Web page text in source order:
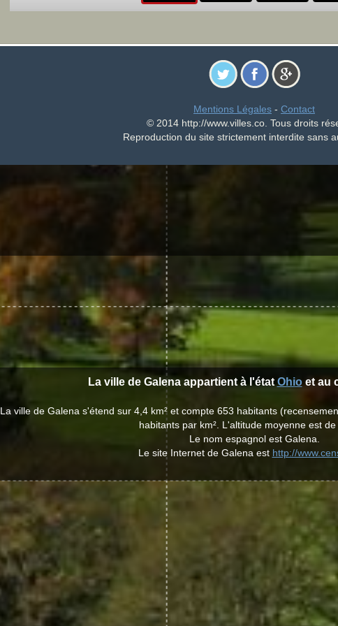
Mentions Légales - Contact
© 2014 http://www.villes.co. Tous droits
Reproduction du site strictement interdite sans
La ville de Galena appartient à l'étatOhioet au
La ville de Galena s'étend sur 4,4 km² et compte 653 habitants
habitants par km². L'altitude moyenne est de
Le nom espagnol est Galena.
Le site Internet de Galena est http://